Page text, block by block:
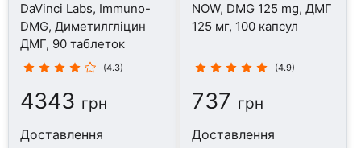
DaVinci Labs, Immuno-
DMG, Диметилгліцин
ДМГ, 90 таблеток
(4.3)
4343 грн
Доставлення
NOW, DMG 125 mg, ДМГ
125 мг, 100 капсул
(4.9)
737 грн
Доставлення